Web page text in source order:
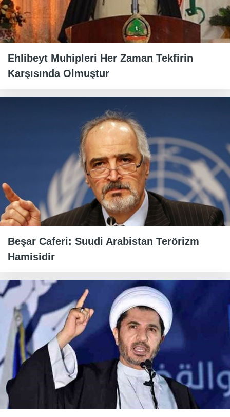
Ehlibeyt Muhipleri Her Zaman Tekfirin
Karşısında Olmuştur
Beşar Caferi: Suudi Arabistan Terörizm
Hamisidir